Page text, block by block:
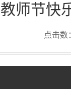
教师节快
点击数